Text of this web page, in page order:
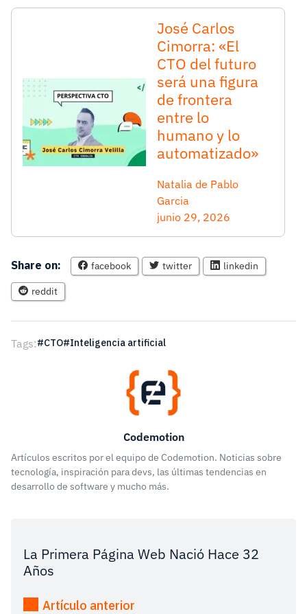
José Carlos
Cimorra: «El
CTO del futuro
será una figura
de frontera
entre lo
humano y lo
automatizado»
Natalia de Pablo
Garcia
junio 29, 2026
Share on: facebook twitter linkedin
reddit
Tags: CTO Inteligencia artificial
Codemotion
Artículos escritos por el equipo de Codemotion. Noticias sobre
tecnología, inspiración para devs, las últimas tendencias en
desarrollo de software y mucho más.
La Primera Página Web Nació Hace 32
Años
Artículo anterior